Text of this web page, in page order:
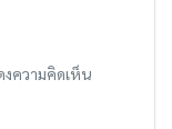
ความคิดเห็น